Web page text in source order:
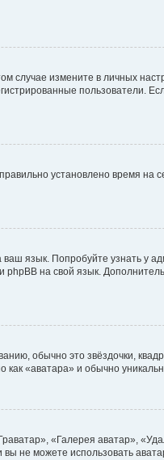
случае измените в личных
пользователи.
установлено время на
язык. Попробуйте узнать у
phpBB на свой язык.
обычно это звёздочки,
«аватара» и обычно
«Галерея аватар»,
не можете использовать